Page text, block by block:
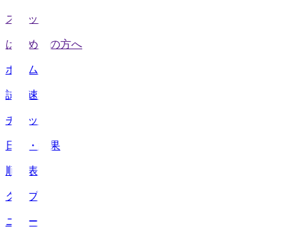
スタッツ
はじめての方へ
ホーム
試合速報
チケット
日程・結果
順位表
クラブ
ニュース